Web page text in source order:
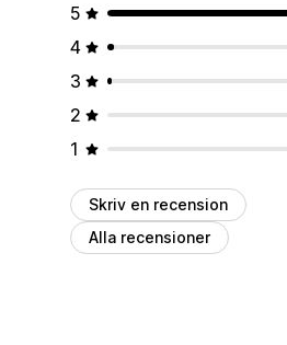
5
4
3
2
1
Skriv en recension
Alla recensioner